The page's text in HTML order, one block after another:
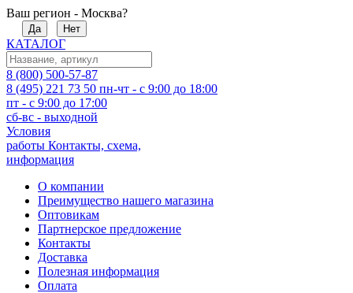
Ваш регион - Москва?
Да Нет
КАТАЛОГ
8 (800) 500-57-87
8 (495) 221 73 50 пн-чт - с 9:00 до 18:00
пт - с 9:00 до 17:00
сб-вс - выходной
Условия
работы Контакты, схема,
информация
О компании
Преимущество нашего магазина
Оптовикам
Партнерское предложение
Контакты
Доставка
Полезная информация
Оплата